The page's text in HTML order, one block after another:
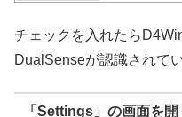
チェックを入れたら
DualSenseが認識されて
「Settings」の画面を開